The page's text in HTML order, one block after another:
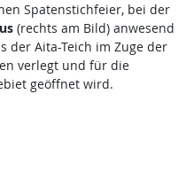
Spatenstichfeier, bei der
(rechts am Bild) anwesend
der Aita-Teich im Zuge der
verlegt und für die
geöffnet wird.